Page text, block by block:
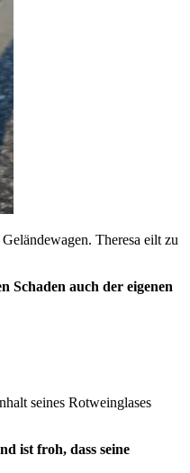
Theresa eilt zu
Schaden auch der eigenen
seines Rotweinglases
ist froh, dass seine